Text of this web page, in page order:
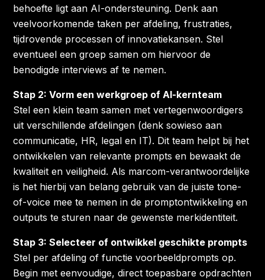
behoefte ligt aan AI-ondersteuning. Denk aan
veelvoorkomende taken per afdeling, frustraties,
tijdrovende processen of innovatiekansen. Stel
eventueel een groep samen om hiervoor de
benodigde interviews af te nemen.
Stap 2: Vorm een werkgroep of AI-kernteam
Stel een klein team samen met vertegenwoordigers
uit verschillende afdelingen (denk sowieso aan
communicatie, HR, legal en IT). Dit team helpt bij het
ontwikkelen van relevante prompts en bewaakt de
kwaliteit en veiligheid. Als marcom-verantwoordelijke
is het hierbij van belang gebruik van de juiste tone-
of-voice mee te nemen in de promptontwikkeling en
outputs te sturen naar de gewenste merkidentiteit.
Stap 3: Selecteer of ontwikkel geschikte prompts
Stel per afdeling of functie voorbeeldprompts op.
Begin met eenvoudige, direct toepasbare opdrachten